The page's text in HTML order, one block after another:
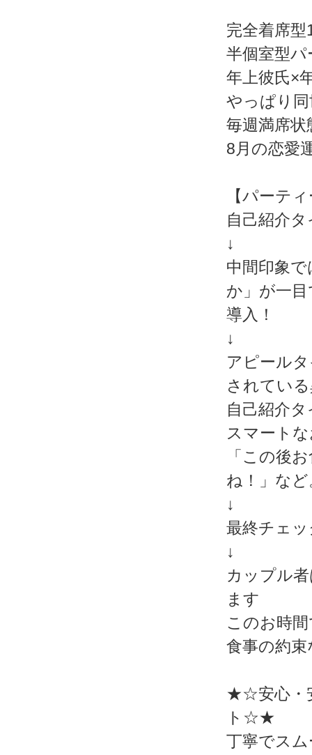
完全着席型
半個室型
年上彼氏×
やっぱり
毎週満席状
8月の恋愛
【パーテ
自己紹介
↓
中間印象
か」が一
導入！
↓
アピール
されてい
自己紹介
スマート
「この後
ね！」など
↓
最終チェ
↓
カップル
ます
このお時
食事の約
★☆安心・
ト☆★
丁寧でス